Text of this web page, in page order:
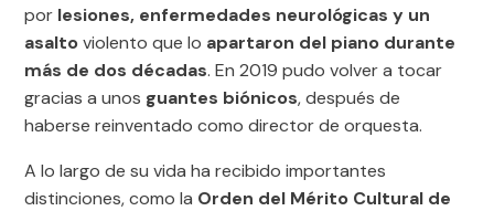
por lesiones, enfermedades neurológicas y un
asaltoviolento que lo apartaron del piano durante
más de dos décadas. En 2019 pudo volver a tocar
gracias a unos guantes biónicos, después de
haberse reinventado como director de orquesta.
A lo largo de su vida ha recibido importantes
distinciones, como la Orden del Mérito Cultural de